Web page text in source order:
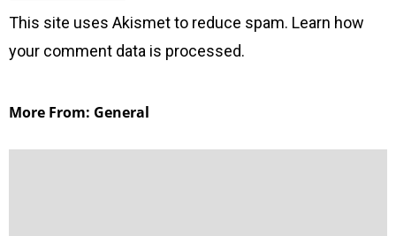
This site uses Akismet to reduce spam. Learn how
your comment data is processed.
More From: General